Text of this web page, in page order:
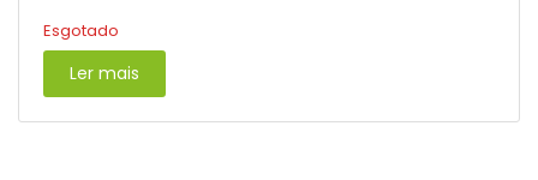
Esgotado
Ler mais